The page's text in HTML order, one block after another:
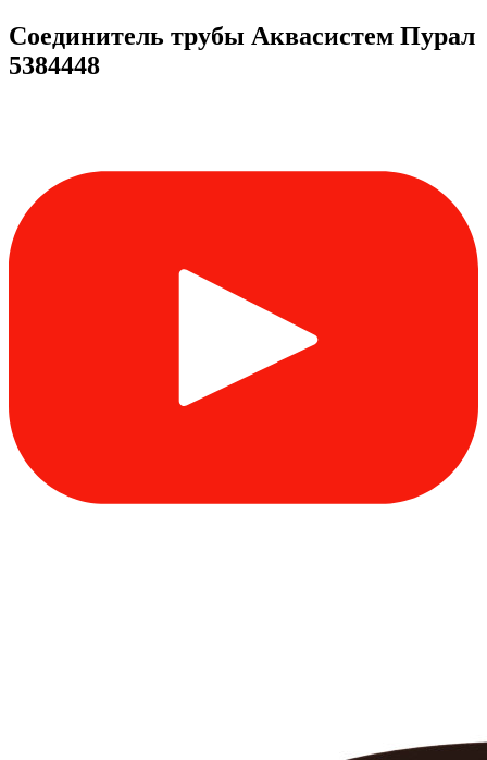
Соединитель трубы Аквасистем Пурал
5384448